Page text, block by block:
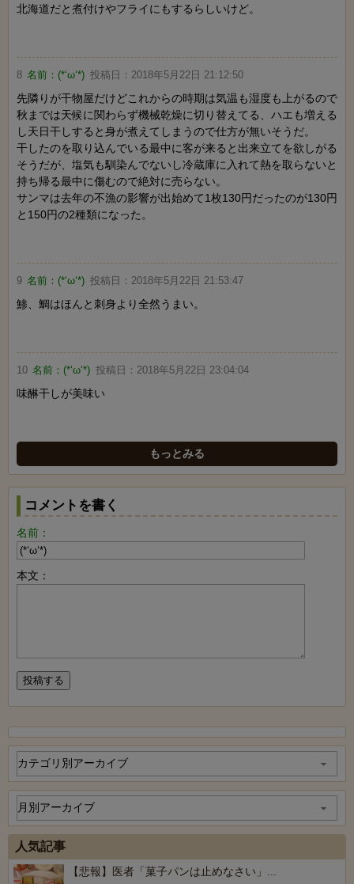
北海道だと煮付けやフライにもするらしいけど。
8 名前： (*‘ω‘*) 投稿日： 2018年5月22日 21:12:50
先隣りが干物屋だけどこれからの時期は気温も湿度も上がるので
秋までは天候に関わらず機械乾燥に切り替えてる、ハエも増える
し天日干しすると身が煮えてしまうので仕方が無いそうだ。
干したのを取り込んでいる最中に客が来ると出来立てを欲しがる
そうだが、塩気も馴染んでないし冷蔵庫に入れて熱を取らないと
持ち帰る最中に傷むので絶対に売らない。
サンマは去年の不漁の影響が出始めて1枚130円だったのが130円
と150円の2種類になった。
9 名前： (*‘ω‘*) 投稿日： 2018年5月22日 21:53:47
鯵、鯛はほんと刺身より全然うまい。
10 名前： (*‘ω‘*) 投稿日： 2018年5月22日 23:04:04
味醂干しが美味い
もっとみる
コメントを書く
名前：
本文：
人気記事
【悲報】医者「菓子パンは止めなさい」...